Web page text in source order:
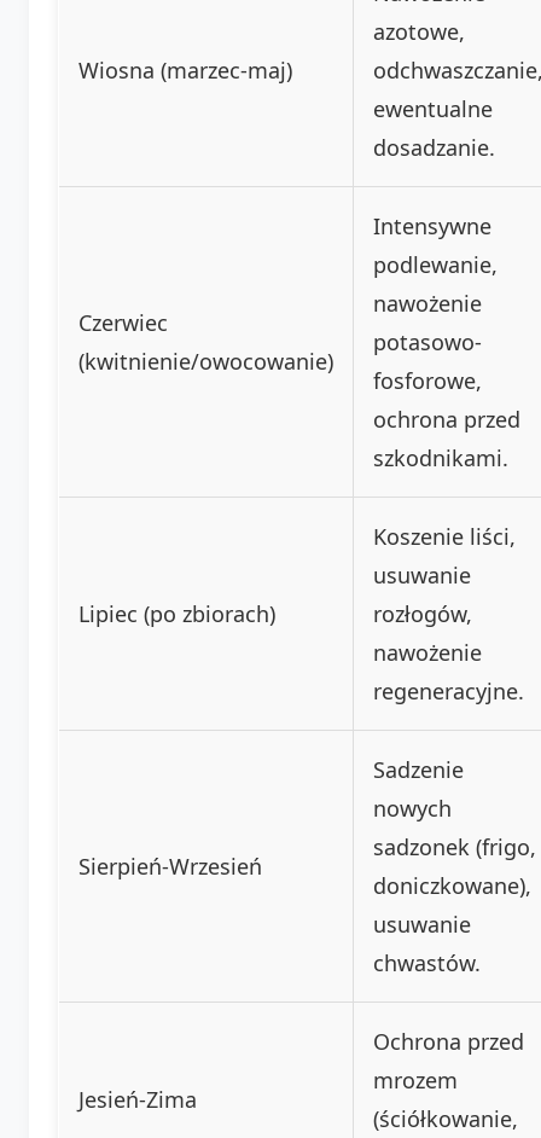
Wiosna (marzec-maj)
azotowe,
ewentualne
dosadzanie.
Czerwiec
(kwitnienie/owocowanie)
Intensywne
podlewanie,
nawożenie
potasowo-
fosforowe,
ochrona przed
szkodnikami.
Lipiec (po zbiorach)
Koszenie liści,
usuwanie
rozłogów,
nawożenie
regeneracyjne.
Sierpień-Wrzesień
Sadzenie
nowych
sadzonek (frigo,
doniczkowane),
usuwanie
chwastów.
Jesień-Zima
Ochrona przed
mrozem
(ściółkowanie,